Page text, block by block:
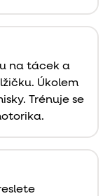
na tácek a
Úkolem
Trénuje se